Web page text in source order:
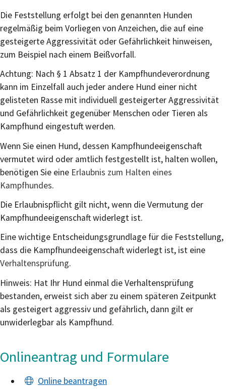
Die Feststellung erfolgt bei den genannten Hunden
regelmäßig beim Vorliegen von Anzeichen, die auf eine
gesteigerte Aggressivität oder Gefährlichkeit hinweisen,
zum Beispiel nach einem Beißvorfall.
Achtung: Nach § 1 Absatz 1 der Kampfhundeverordnung
kann im Einzelfall auch jeder andere Hund einer nicht
gelisteten Rasse mit individuell gesteigerter Aggressivität
und Gefährlichkeit gegenüber Menschen oder Tieren als
Kampfhund eingestuft werden.
Wenn Sie einen Hund, dessen Kampfhundeeigenschaft
vermutet wird oder amtlich festgestellt ist, halten wollen,
benötigen Sie eine Erlaubnis zum Halten eines
Kampfhundes.
Die Erlaubnispflicht gilt nicht, wenn die Vermutung der
Kampfhundeeigenschaft widerlegt ist.
Eine wichtige Entscheidungsgrundlage für die Feststellung,
dass die Kampfhundeeigenschaft widerlegt ist, ist eine
Verhaltensprüfung.
Hinweis: Hat Ihr Hund einmal die Verhaltensprüfung
bestanden, erweist sich aber zu einem späteren Zeitpunkt
als gesteigert aggressiv und gefährlich, dann gilt er
unwiderlegbar als Kampfhund.
Onlineantrag und Formulare
Online beantragen